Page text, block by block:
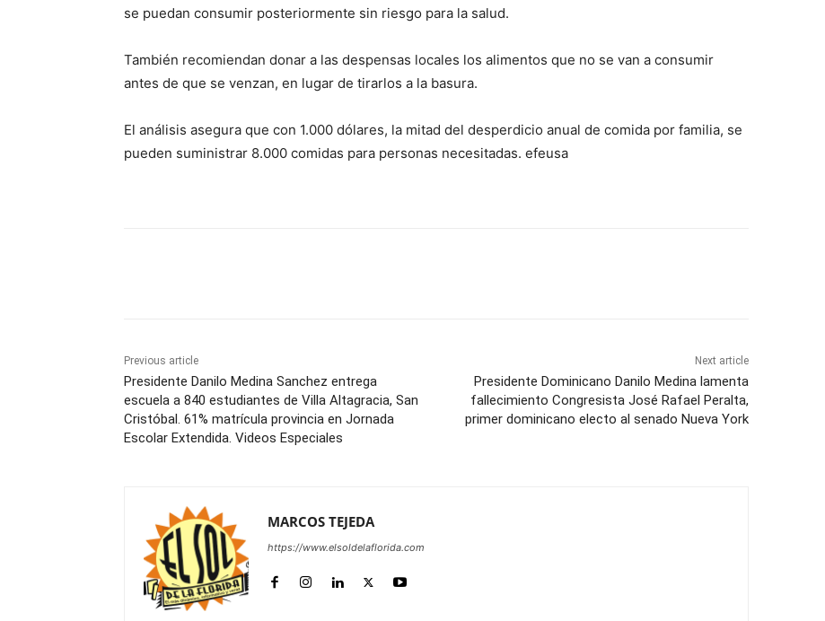
se puedan consumir posteriormente sin riesgo para la salud.
También recomiendan donar a las despensas locales los alimentos que no se van a consumir
antes de que se venzan, en lugar de tirarlos a la basura.
El análisis asegura que con 1.000 dólares, la mitad del desperdicio anual de comida por familia, se
pueden suministrar 8.000 comidas para personas necesitadas. efeusa
Previous article
Presidente Danilo Medina Sanchez entrega
escuela a 840 estudiantes de Villa Altagracia, San
Cristóbal. 61% matrícula provincia en Jornada
Escolar Extendida. Videos Especiales
Next article
Presidente Dominicano Danilo Medina lamenta
fallecimiento Congresista José Rafael Peralta,
primer dominicano electo al senado Nueva York
MARCOS TEJEDA
https://www.elsoldelaflorida.com